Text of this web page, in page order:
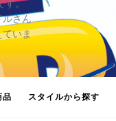
す。
ルさん
ていま
品 スタイルから探す